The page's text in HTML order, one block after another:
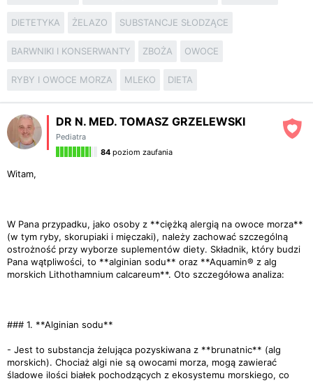
DIETETYKA ŻELAZO SUBSTANCJE SŁODZĄCE
BARWNIKI I KONSERWANTY ZBOŻA OWOCE
RYBY I OWOCE MORZA MLEKO DIETA
DR N. MED. TOMASZ GRZELEWSKI
Pediatra
84 poziom zaufania
Witam,
W Pana przypadku, jako osoby z **ciężką alergią na owoce morza**
(w tym ryby, skorupiaki i mięczaki), należy zachować szczególną
ostrożność przy wyborze suplementów diety. Składnik, który budzi
Pana wątpliwości, to **alginian sodu** oraz **Aquamin® z alg
morskich Lithothamnium calcareum**. Oto szczegółowa analiza:
### 1. **Alginian sodu**
- Jest to substancja żelująca pozyskiwana z **brunatnic** (alg
morskich). Chociaż algi nie są owocami morza, mogą zawierać
śladowe ilości białek pochodzących z ekosystemu morskiego, co